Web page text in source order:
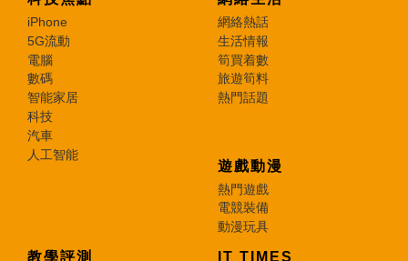
iPhone
5G流動
電腦
數碼
智能家居
科技
汽車
人工智能
網絡熱話
生活情報
筍買着數
旅遊筍料
熱門話題
遊戲動漫
熱門遊戲
電競裝備
動漫玩具
教學評測 IT TIMES